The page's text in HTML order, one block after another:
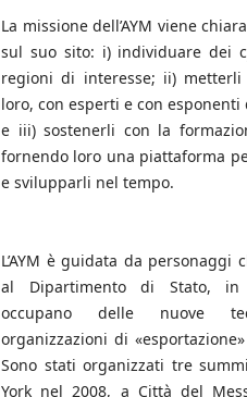
La missione dell’AYM viene
sul suo sito: i) individuare dei
regioni di interesse; ii)
loro, con esperti e con esponenti
e iii) sostenerli con la
fornendo loro una piattaforma
e svilupparli nel tempo.
L’AYM è guidata da personaggi
al Dipartimento di Stato,
occupano delle nuove
organizzazioni di
Sono stati organizzati tre
York nel 2008, a Città del